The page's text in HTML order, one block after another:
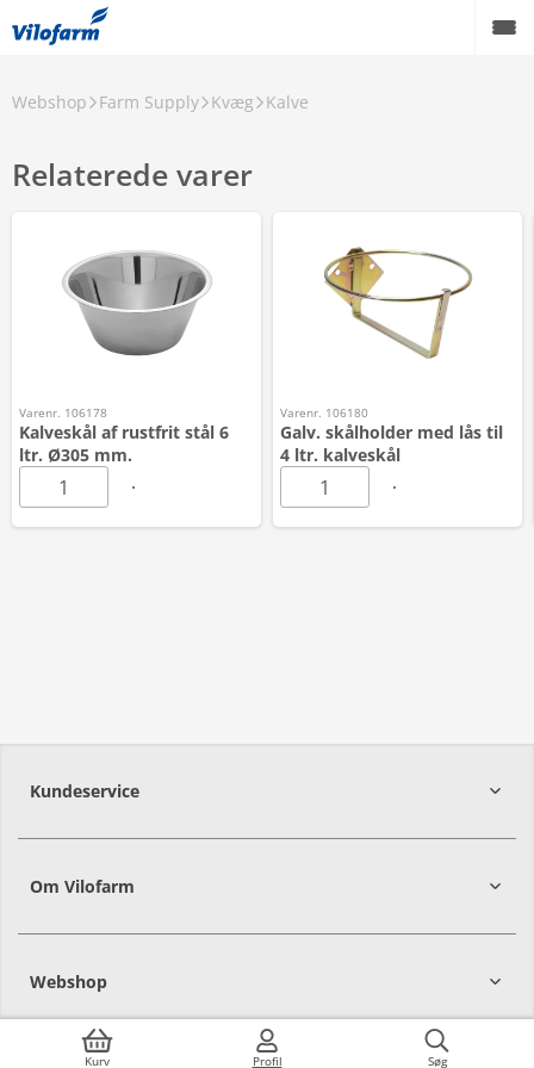
Kurv Profil Søg
Webshop Farm Supply Kvæg Kalve
Relaterede varer
Varenr. 106178
Kalveskål af rustfrit stål 6
ltr. Ø305 mm.
Varenr. 106180
Galv. skålholder med lås til
4 ltr. kalveskål
Kundeservice
Om Vilofarm
Webshop